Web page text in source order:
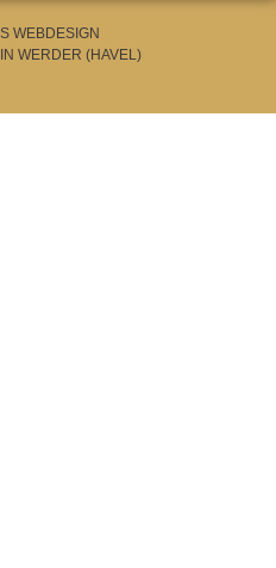
WEBDESIGN
WERDER (HAVEL)